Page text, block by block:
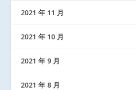
2021 年 11 月
2021 年 10 月
2021 年 9 月
2021 年 8 月